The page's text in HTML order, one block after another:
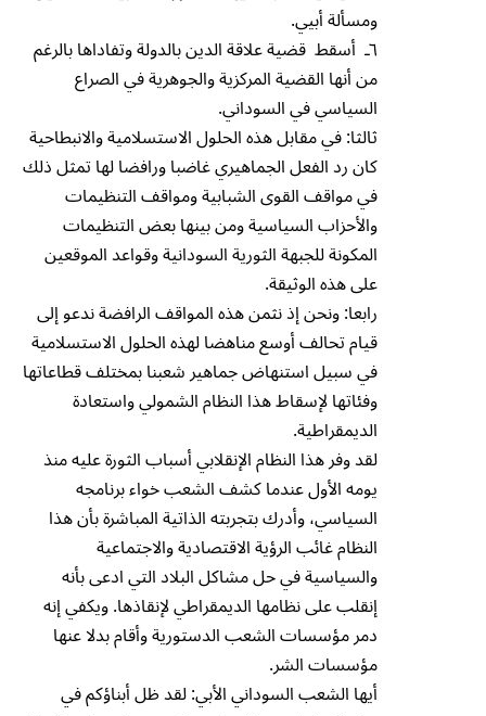
ومسألة أبيي.
٦ـ أسقط قضية علاقة الدين بالدولة وتفاداها بالرغم
من أنها القضية المركزية والجوهرية في الصراع
السياسي في السوداني.
ثالثا: في مقابل هذه الحلول الاستسلامية والانبطاحية
كان رد الفعل الجماهيري غاضبا ورافضا لها تمثل ذلك
في مواقف القوى الشبابية ومواقف التنظيمات
والأحزاب السياسية ومن بينها بعض التنظيمات
المكونة للجبهة الثورية السودانية وقواعد الموقعين
على هذه الوثيقة.
رابعا: ونحن إذ نثمن هذه المواقف الرافضة ندعو إلى
قيام تحالف أوسع مناهضا لهذه الحلول الاستسلامية
في سبيل استنهاض جماهير شعبنا بمختلف قطاعاتها
وفئاتها لإسقاط هذا النظام الشمولي واستعادة
الديمقراطية.
لقد وفر هذا النظام الإنقلابي أسباب الثورة عليه منذ
يومه الأول عندما كشف الشعب خواء برنامجه
السياسي، وأدرك بتجربته الذاتية المباشرة بأن هذا
النظام غائب الرؤية الاقتصادية والاجتماعية
والسياسية في حل مشاكل البلاد التي ادعى بأنه
إنقلب على نظامها الديمقراطي لإنقاذها. ويكفي إنه
دمر مؤسسات الشعب الدستورية وأقام بدلا عنها
مؤسسات الشر.
أيها الشعب السوداني الأبي: لقد ظل أبناؤكم في